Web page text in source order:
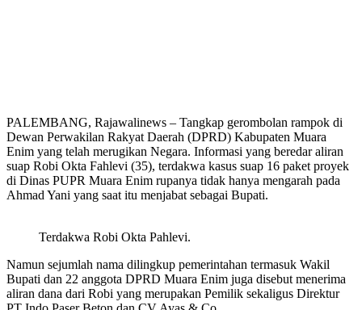
PALEMBANG, Rajawalinews – Tangkap gerombolan rampok di
Dewan Perwakilan Rakyat Daerah (DPRD) Kabupaten Muara
Enim yang telah merugikan Negara. Informasi yang beredar aliran
suap Robi Okta Fahlevi (35), terdakwa kasus suap 16 paket proyek
di Dinas PUPR Muara Enim rupanya tidak hanya mengarah pada
Ahmad Yani yang saat itu menjabat sebagai Bupati.
Terdakwa Robi Okta Pahlevi.
Namun sejumlah nama dilingkup pemerintahan termasuk Wakil
Bupati dan 22 anggota DPRD Muara Enim juga disebut menerima
aliran dana dari Robi yang merupakan Pemilik sekaligus Direktur